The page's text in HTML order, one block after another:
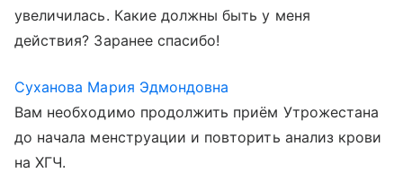
увеличилась. Какие должны быть у меня
действия? Заранее спасибо!
Суханова Мария Эдмондовна
Вам необходимо продолжить приём Утрожестана
до начала менструации и повторить анализ крови
на ХГЧ.